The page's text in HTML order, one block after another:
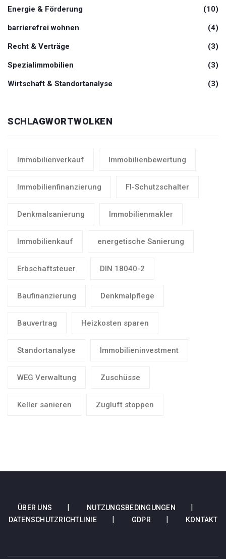
Energie & Förderung (10)
barrierefrei wohnen (4)
Recht & Verträge (3)
Spezialimmobilien (3)
Wirtschaft & Standortanalyse (3)
SCHLAGWORTWOLKEN
Immobilienverkauf Immobilienbewertung
Immobilienfinanzierung FI-Schutzschalter
Denkmalsanierung Immobilienmakler
Immobilienkauf energetische Sanierung
Erbschaftsteuer DIN 18040-2
Baufinanzierung Denkmalpflege
Bauvertrag Heizkosten sparen
Standortanalyse Immobilieninvestment
WEG Verwaltung Zuschüsse
Keller sanieren Zugluft stoppen
ÜBER UNS
NUTZUNGSBEDINGUNGEN
DATENSCHUTZRICHTLINIE
GDPR KONTAKT